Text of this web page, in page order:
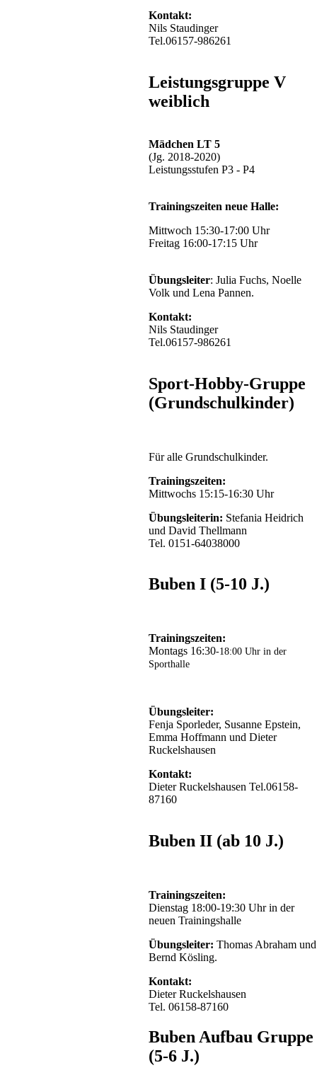
Kontakt:
Nils Staudinger
Tel.06157-986261
Leistungsgruppe V
weiblich
Mädchen LT 5
(Jg. 2018-2020)
Leistungsstufen P3 - P4
Trainingszeiten neue Halle:
Mittwoch 15:30-17:00 Uhr
Freitag 16:00-17:15 Uhr
Übungsleiter: Julia Fuchs, Noelle
Volk und Lena Pannen.
Kontakt:
Nils Staudinger
Tel.06157-986261
Sport-Hobby-Gruppe
(Grundschulkinder)
Für alle Grundschulkinder.
Trainingszeiten:
Mittwochs 15:15-16:30 Uhr
Übungsleiterin: Stefania Heidrich
und David Thellmann
Tel. 0151-64038000
Buben I (5-10 J.)
Trainingszeiten:
Montags 16:30-18:00 Uhr in der
Sporthalle
Übungsleiter:
Fenja Sporleder, Susanne Epstein,
Emma Hoffmann und Dieter
Ruckelshausen
Kontakt:
Dieter Ruckelshausen Tel.06158-
87160
Buben II (ab 10 J.)
Trainingszeiten:
Dienstag 18:00-19:30 Uhr in der
neuen Trainingshalle
Übungsleiter: Thomas Abraham und
Bernd Kösling.
Kontakt:
Dieter Ruckelshausen
Tel. 06158-87160
Buben Aufbau Gruppe
(5-6 J.)